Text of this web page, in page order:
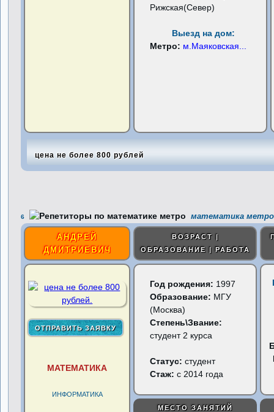
Рижская(Север)
Выезд на дом:
Метро: м.Маяковская
цена не более 800 рублей
6 математика метро
АНДРЕЙ
ДМИТРИЕВИЧ
ВОЗРАСТ |
ОБРАЗОВАНИЕ | РАБОТА
МАТЕМАТИКА
ИНФОРМАТИКА
Год рождения: 1997
Образование: МГУ
(Москва)
Степень\Звание:
студент 2 курса
Статус:студент
Стаж: с 2014 года
МЕСТО ЗАНЯТИЙ